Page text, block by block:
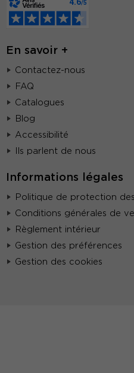
En savoir +
Contactez-nous
FAQ
Catalogues
Blog
Accessibilité
Ils parlent de nous
Informations légales
Politique de protection
Conditions générales de
Règlement intérieur
Gestion des préférences
Gestion des cookies